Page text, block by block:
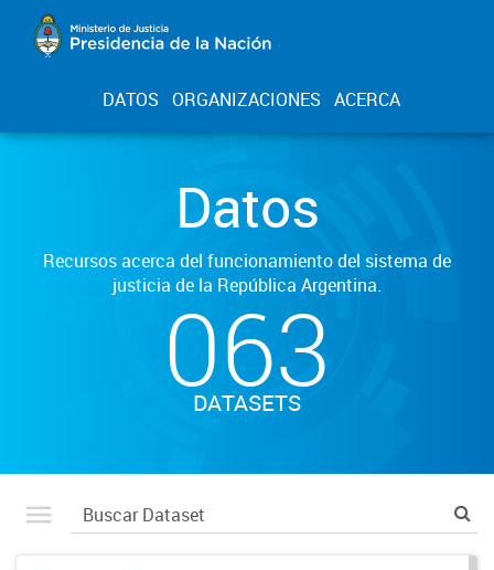
DATOS ORGANIZACIONES ACERCA
Datos
Recursos acerca del funcionamiento del sistema de
justicia de la República Argentina.
063
DATASETS